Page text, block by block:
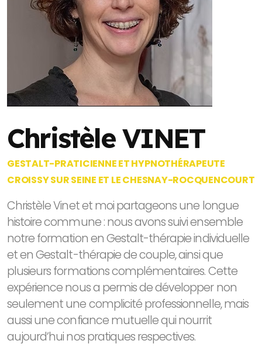
Christèle VINET
GESTALT-PRATICIENNE ET HYPNOTHÉRAPEUTE
CROISSY SUR SEINE ET LE CHESNAY-ROCQUENCOURT
Christèle Vinet et moi partageons une longue
histoire commune : nous avons suivi ensemble
notre formation en Gestalt-thérapie individuelle
et en Gestalt-thérapie de couple, ainsi que
plusieurs formations complémentaires. Cette
expérience nous a permis de développer non
seulement une complicité professionnelle, mais
aussi une confiance mutuelle qui nourrit
aujourd’hui nos pratiques respectives.